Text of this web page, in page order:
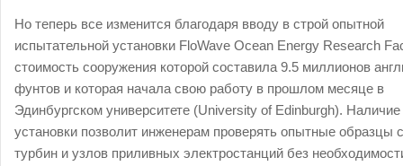
Но теперь все изменится благодаря вводу в строй опытной
испытательной установки FloWave Ocean Energy Research
стоимость сооружения которой составила 9.5 миллионов
фунтов и которая начала свою работу в прошлом месяце в
Эдинбургском университете (University of Edinburgh). Наличие
установки позволит инженерам проверять опытные образцы
турбин и узлов приливных электростанций без